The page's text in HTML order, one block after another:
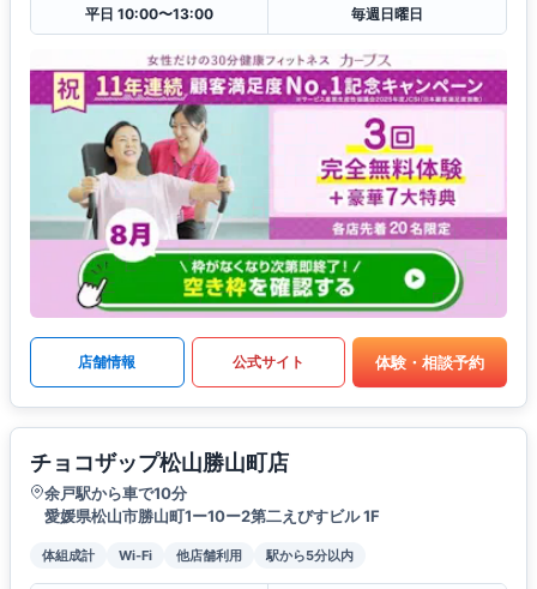
平日 10:00〜13:00
毎週日曜日
店舗情報 公式サイト 体験・相談予約
チョコザップ松山勝山町店
余戸駅から車で10分
愛媛県松山市勝山町1ー10ー2第二えびすビル 1F
体組成計 Wi-Fi 他店舗利用 駅から5分以内